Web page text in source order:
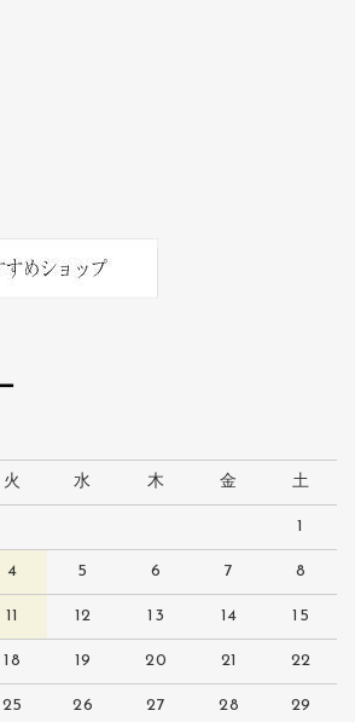
火 水 木 金 土
1
4 5 6 7 8
11 12 13 14 15
18 19 20 21 22
25 26 27 28 29